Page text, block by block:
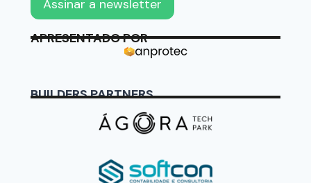
APRESENTADO POR
BUILDERS PARTNERS